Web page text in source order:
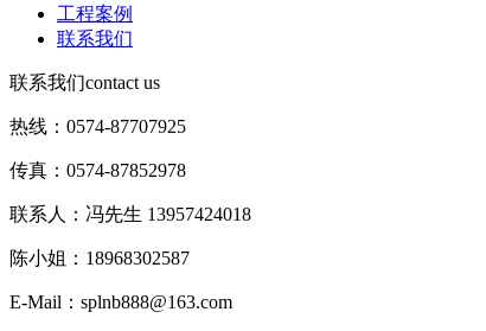
工程案例
联系我们
联系我们contact us
热线：0574-87707925
传真：0574-87852978
联系人：冯先生 13957424018
陈小姐：18968302587
E-Mail：splnb888@163.com